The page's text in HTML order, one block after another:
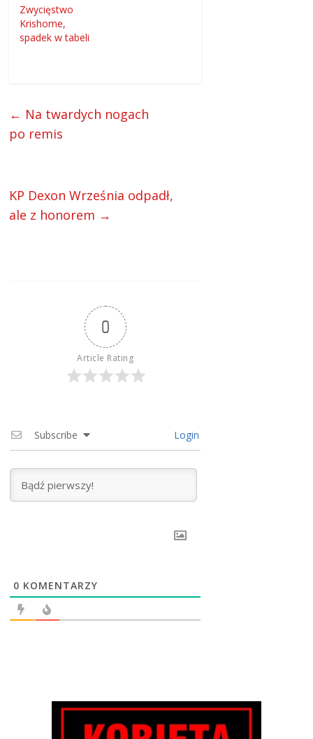
Zwycięstwo
Krishome,
spadek w tabeli
← Na twardych nogach
po remis
KP Dexon Września odpadł,
ale z honorem →
0
Article Rating
Subscribe Login
0 KOMENTARZY